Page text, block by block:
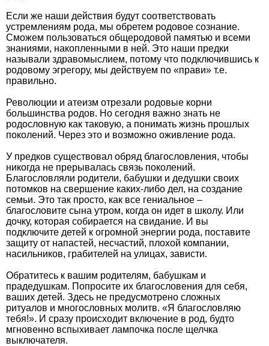
Если же наши действия будут соответствовать
устремлениям рода, мы обретем родовое сознание.
Сможем пользоваться общеродовой памятью и всеми
знаниями, накопленными в ней. Это наши предки
называли здравомыслием, потому что подключившись к
родовому эгрегору, мы действуем по «прави» т.е.
правильно.
Революции и атеизм отрезали родовые корни
большинства родов. Но сегодня важно знать не
родословную как таковую, а понимать жизнь прошлых
поколений. Через это и возможно оживление рода.
У предков существовал обряд благословления, чтобы
никогда не прерывалась связь поколений.
Благословляли родители, бабушки и дедушки своих
потомков на свершение каких-либо дел, на создание
семьи. Это так просто, как все гениальное –
благословите сына утром, когда он идет в школу. Или
дочку, которая собирается на свидание. И вы
подключите детей к огромной энергии рода, поставите
защиту от напастей, несчастий, плохой компании,
насильников, грабителей на улицах, зависти.
Обратитесь к вашим родителям, бабушкам и
прадедушкам. Попросите их благословения для себя,
ваших детей. Здесь не предусмотрено сложных
ритуалов и многословных молитв. «Я благословляю
тебя!». И сразу происходит включение в род, будто
мгновенно вспыхивает лампочка после щелчка
выключателя.